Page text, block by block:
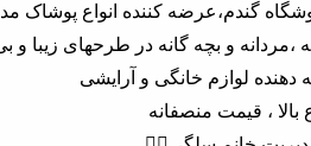
گندم،عرضه کننده انواع پوشاک مد
،مردانه و بچه گانه در طرحهای زیبا و
دهنده لوازم خانگی و آرایشی
بالا ، قیمت منصفانه